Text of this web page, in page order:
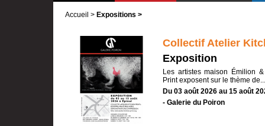
Accueil > Expositions >
Collectif Atelier
Exposition
Les artistes maison Émilion
Print exposent sur le thème de...
Du 03 août 2026 au 15 août
- Galerie du Poiron